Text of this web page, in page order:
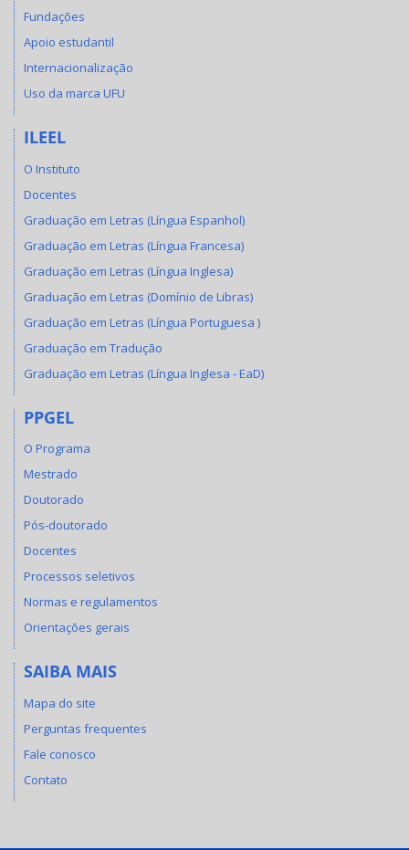
Fundações
Apoio estudantil
Internacionalização
Uso da marca UFU
ILEEL
O Instituto
Docentes
Graduação em Letras (Língua Espanhol)
Graduação em Letras (Língua Francesa)
Graduação em Letras (Língua Inglesa)
Graduação em Letras (Domínio de Libras)
Graduação em Letras (Língua Portuguesa )
Graduação em Tradução
Graduação em Letras (Língua Inglesa - EaD)
PPGEL
O Programa
Mestrado
Doutorado
Pós-doutorado
Docentes
Processos seletivos
Normas e regulamentos
Orientações gerais
SAIBA MAIS
Mapa do site
Perguntas frequentes
Fale conosco
Contato